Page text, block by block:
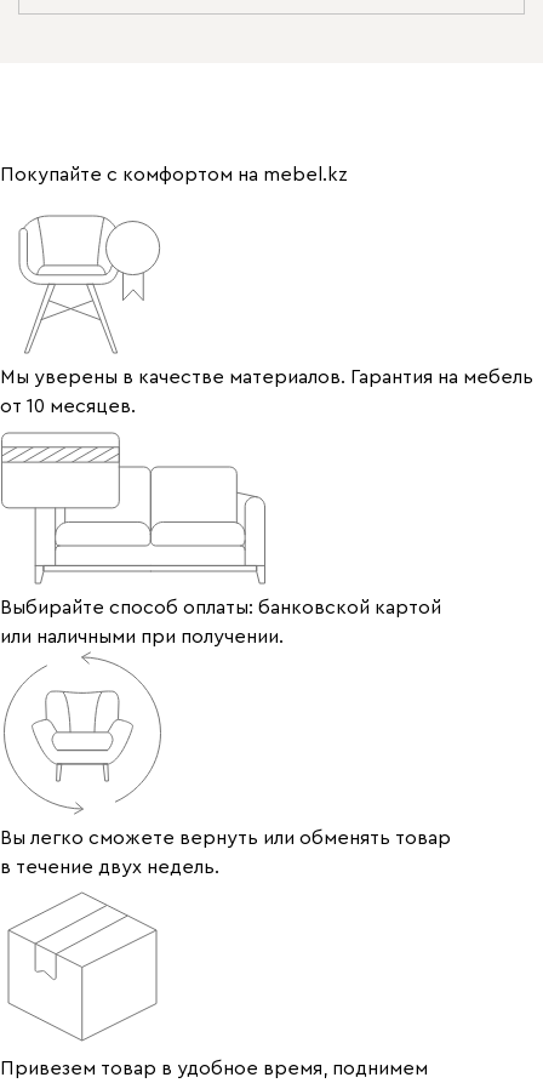
Покупайте с комфортом на mebel.kz
Мы уверены в качестве материалов. Гарантия на мебель
от 10 месяцев.
Выбирайте способ оплаты: банковской картой
или наличными при получении.
Вы легко сможете вернуть или обменять товар
в течение двух недель.
Привезем товар в удобное время, поднимем